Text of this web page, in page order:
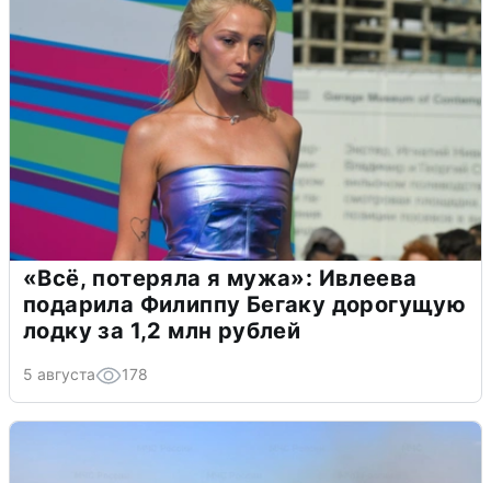
«Всё, потеряла я мужа»: Ивлеева
подарила Филиппу Бегаку дорогущую
лодку за 1,2 млн рублей
5 августа 178